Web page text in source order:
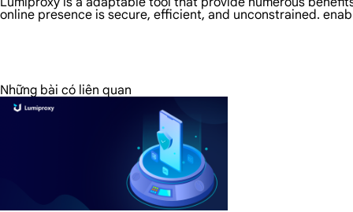
online presence is secure, efficient, and unconstrained.
Những bài có liên quan